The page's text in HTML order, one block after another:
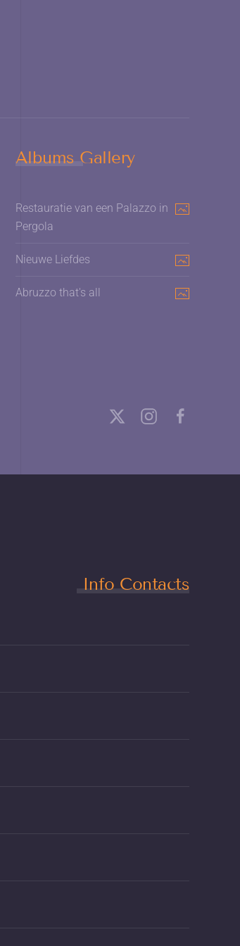
Albums Gallery
Restauratie van een Palazzo in
Pergola
Nieuwe Liefdes
Abruzzo that's all
Info Contacts